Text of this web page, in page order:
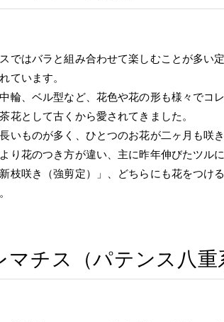
ではバラと組み合わせて楽しむことが多い
ています。
輪、ベル型など、花色や花の形も様々でコ
花として古くから愛されてきました。
いものが多く、ひとつのお花が二ヶ月も咲
り花のつき方が違い、主に昨年伸びたツル
枝咲き（強剪定）」、どちらにも花をつけ
マチス（パテンス八重